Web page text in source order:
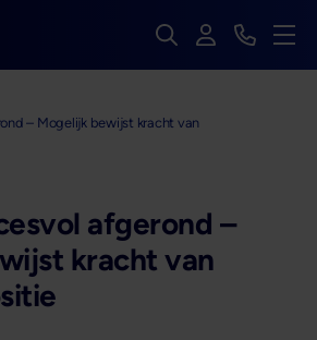
Zoek op de hele
InloggenBekijk
Menu
Mogelijk Vastgoedfinancieringen
– Mogelijk bewijst kracht van
afgerond –
kracht van